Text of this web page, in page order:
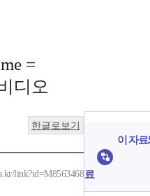
=
디오
한글로보기
link?id=M8563468
이 자료
료